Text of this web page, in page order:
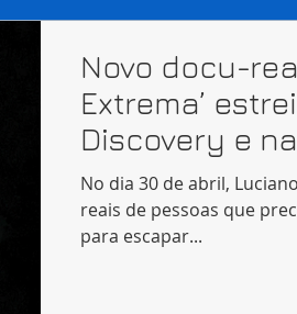
Novo docu-
Extrema’
Discovery e
No dia 30 de abril,
reais de pessoas que
para escapar...